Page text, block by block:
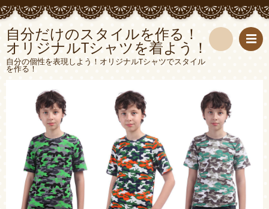
自分だけのスタイルを作る！
オリジナルTシャツを着よう！
自分の個性を表現しよう！オリジナルTシャツでスタイル
を作る！
索